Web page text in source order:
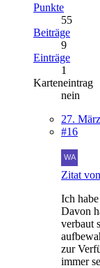
Punkte
55
Beiträge
9
Einträge
1
Karteneintrag
nein
27.
#16
Zitat
Ich
Davon
verbaut
zur
immer